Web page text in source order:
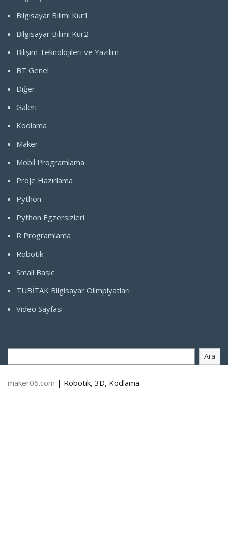
Bilgisayar Bilimi Kur1
Bilgisayar Bilimi Kur2
Bilişim Teknolojileri ve Yazılım
BT Genel
Diğer
Galeri
Kodlama
Maker
Mobil Programlama
Proje Hazırlama
Python
Python Egzersizleri
R Programlama
Robotik
Small Basic
TÜBİTAK Bilgisayar Olimpiyatları
Video Sayfası
Ara
maker06.com | Robotik, 3D, Kodlama